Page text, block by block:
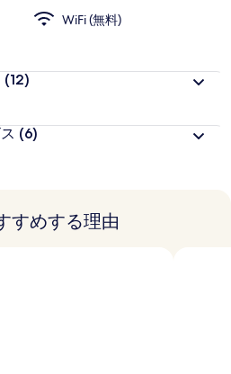
WiFi (無料)
(12)
(6)
すめする理由